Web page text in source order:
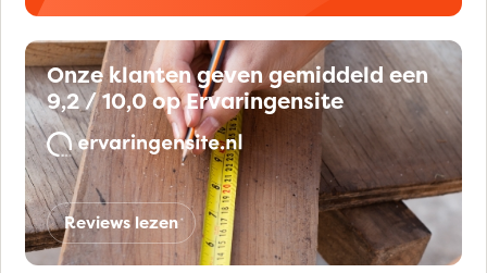
Onze klanten geven gemiddeld een
9,2 / 10,0 op Ervaringensite
Reviews lezen